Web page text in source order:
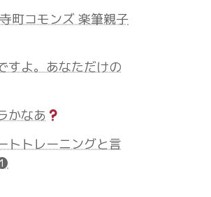
町コモンズ 楽筆親子
すよ。あなただけの
かなあ
トトレーニングと言